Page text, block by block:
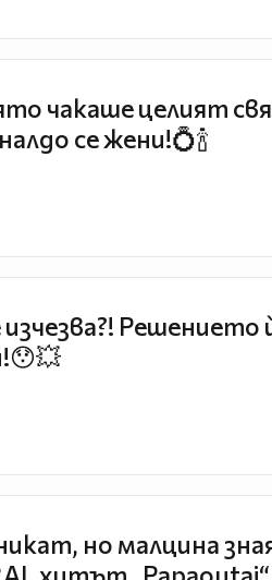
чакаше целият
се жени!💍🍾
Решението
но малцина